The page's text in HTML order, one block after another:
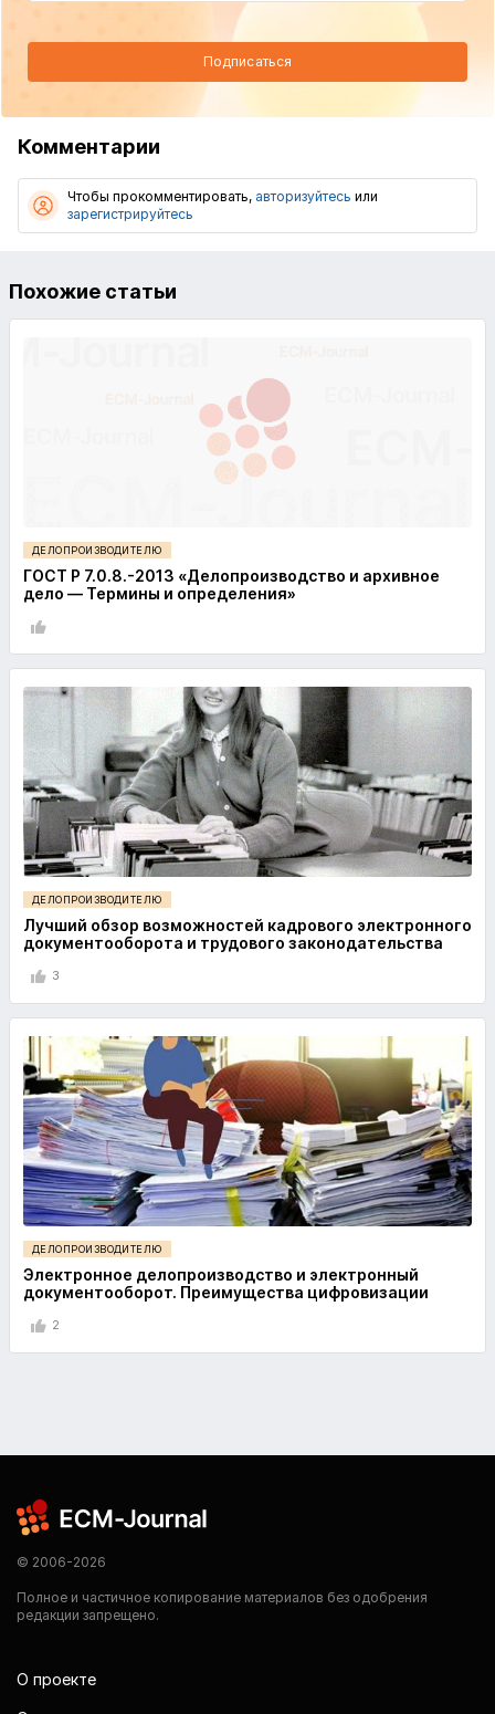
Подписаться
Комментарии
Чтобы прокомментировать, авторизуйтесь или
зарегистрируйтесь
Похожие статьи
ДЕЛОПРОИЗВОДИТЕЛЮ
ГОСТ Р 7.0.8.-2013 «Делопроизводство и архивное
дело — Термины и определения»
ДЕЛОПРОИЗВОДИТЕЛЮ
Лучший обзор возможностей кадрового электронного
документооборота и трудового законодательства
3
ДЕЛОПРОИЗВОДИТЕЛЮ
Электронное делопроизводство и электронный
документооборот. Преимущества цифровизации
2
© 2006-2026
Полное и частичное копирование материалов без одобрения
редакции запрещено.
О проекте